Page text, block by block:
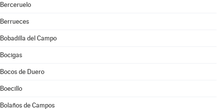
Berceruelo
Berrueces
Bobadilla del Campo
Bocigas
Bocos de Duero
Boecillo
Bolaños de Campos